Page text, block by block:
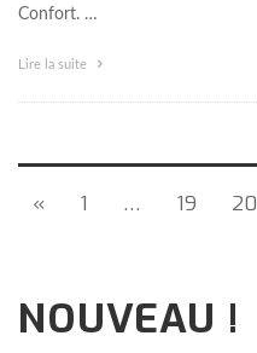
Confort. …
Lire la suite
« 1 … 19 20
NOUVEAU !